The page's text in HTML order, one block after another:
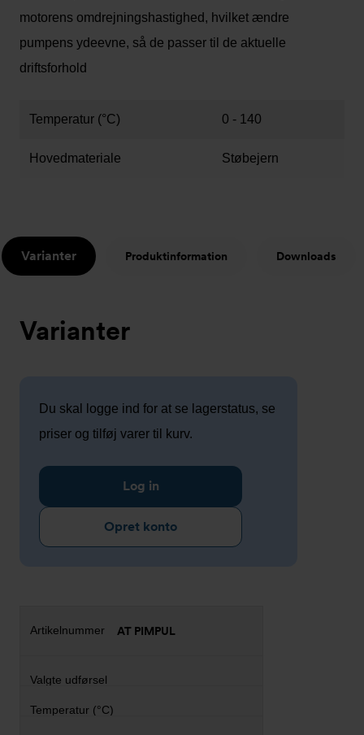
motorens omdrejningshastighed, hvilket ændre
pumpens ydeevne, så de passer til de aktuelle
driftsforhold
Temperatur (°C) 0 - 140
Hovedmateriale Støbejern
Varianter Produktinformation Downloads
Varianter
Du skal logge ind for at se lagerstatus, se
priser og tilføj varer til kurv.
Log in
Opret konto
AT PIMPUL